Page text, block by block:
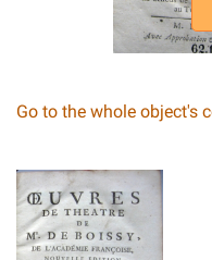
Go to the whole object's